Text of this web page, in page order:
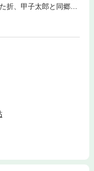
折、甲子太郎と同郷
吉の話を耳にする。翌
、病の母と姉のため、
立つ男の姿だった。水
行」を開催しようと奔
郎の活躍を描く人情時